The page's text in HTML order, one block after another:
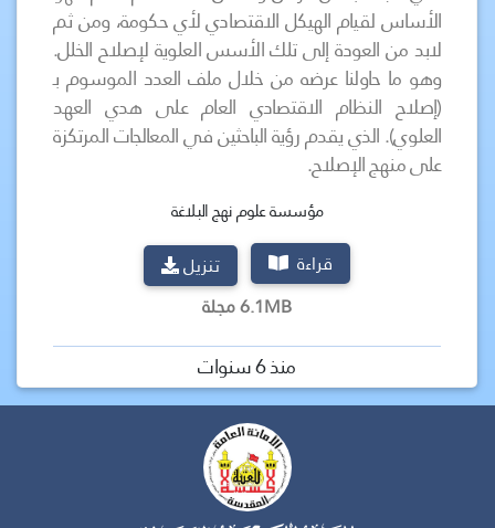
الأساس لقيام الهيكل الاقتصادي لأي حكومة، ومن ثم
لابد من العودة إلى تلك الأسس العلوية لإصلاح الخلل.
وهو ما حاولنا عرضه من خلال ملف العدد الموسوم بـ
(إصلاح النظام الاقتصادي العام على هدي العهد
العلوي). الذي يقدم رؤية الباحثين في المعالجات المرتكزة
على منهج الإصلاح.
مؤسسة علوم نهج البلاغة
قراءة
تنزيل
6.1MB مجلة
منذ 6 سنوات